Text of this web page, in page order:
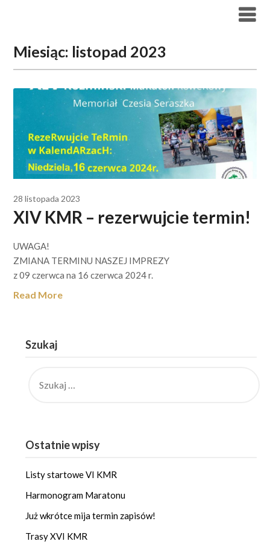
Miesiąc: listopad 2023
28 listopada 2023
XIV KMR – rezerwujcie termin!
UWAGA!
ZMIANA TERMINU NASZEJ IMPREZY
z 09 czerwca na 16 czerwca 2024 r.
Read More
Szukaj
Ostatnie wpisy
Listy startowe VI KMR
Harmonogram Maratonu
Już wkrótce mija termin zapisów!
Trasy XVI KMR